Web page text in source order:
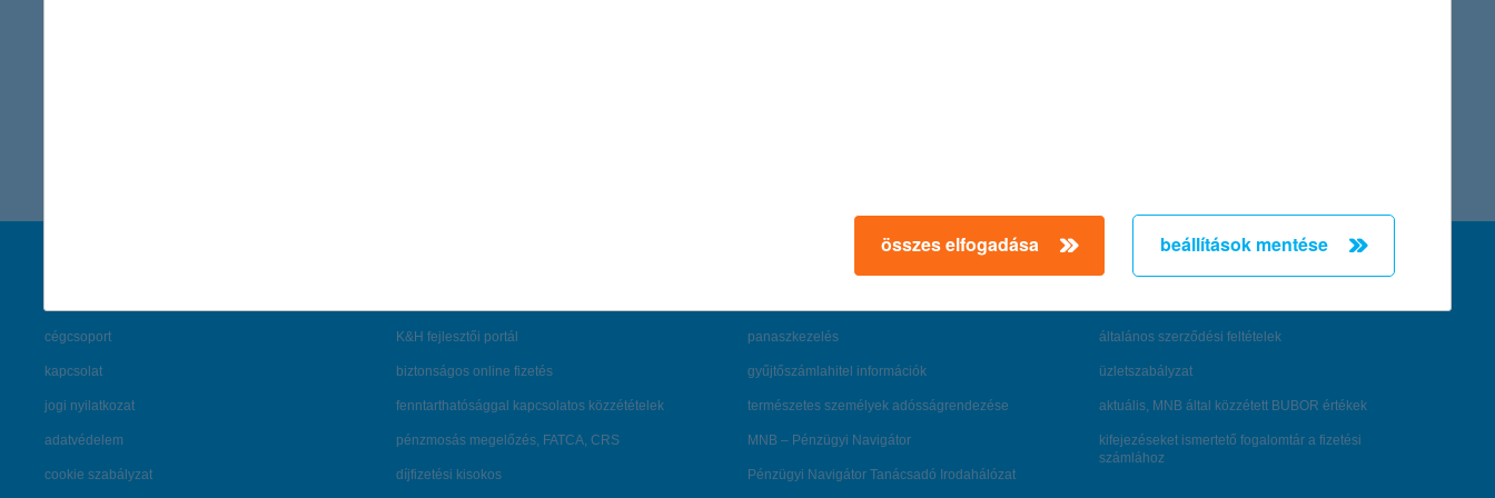
cégcsoport
kapcsolat
jogi nyilatkozat
adatvédelem
cookie szabályzat
K&H fejlesztői portál
biztonságos online fizetés
fenntarthatósággal kapcsolatos közzétételek
pénzmosás megelőzés, FATCA, CRS
díjfizetési kisokos
panaszkezelés
gyűjtőszámlahitel információk
természetes személyek adósságrendezése
MNB – Pénzügyi Navigátor
Pénzügyi Navigátor Tanácsadó Irodahálózat
általános szerződési feltételek
üzletszabályzat
aktuális, MNB által közzétett BUBOR értékek
kifejezéseket ismertető fogalomtár a fizetési
számlához
összes elfogadása beállítások mentése